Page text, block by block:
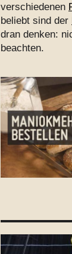
verschiedenen
beliebt sind der
dran denken:
beachten.